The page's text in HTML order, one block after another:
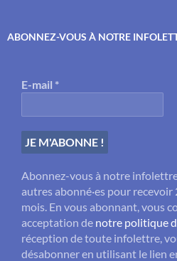
ABONNEZ-VOUS À NOTRE
E-mail *
Abonnez-vous à notre
autres abonné·es pour
mois. En vous abonnant, vous
acceptation de notre politique
réception de toute infolettre,
désabonner en utilisant le lien